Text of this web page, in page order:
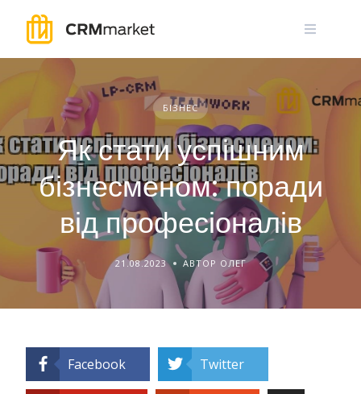
content
БІЗНЕС
Як стати успішним
бізнесменом: поради
від професіоналів
21.08.2023 АВТОР ОЛЕГ
Facebook Twitter